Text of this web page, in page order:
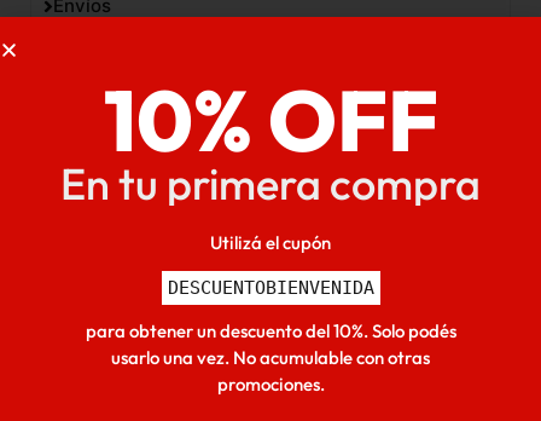
Envíos
Inicio/HOGAR /Cocina/ Escurridor para platos Atma
También podria interesarte
10% OFF
En tu primera compra
Utilizá el cupón
DESCUENTOBIENVENIDA
para obtener un descuento del 10%. Solo podés
usarlo una vez. No acumulable con otras
promociones.